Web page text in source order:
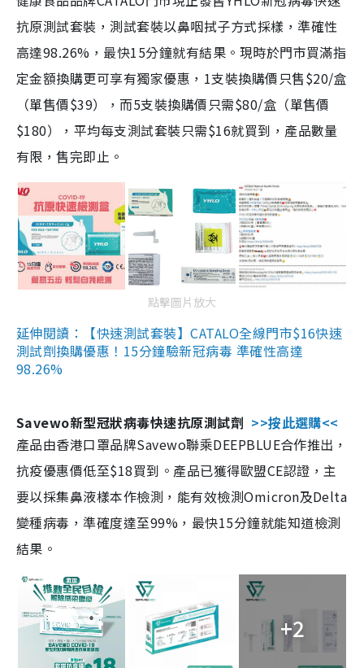
抗原測試套裝，測試套裝以鼻咽拭子方式採樣，準確性
高達98.26%，最快15分鐘就有結果。現時於門市買滿指
定金額換購更可享有獨家優惠，1支裝換購價只售$20/盒
（單售價$39），而5支裝換購價只需$80/盒（單售價
$180），平均每支測試套裝只需$16就買到，產品數量
有限，售完即止。
點擊圖片放大
延伸閱讀：【快速測試套裝】CATALO全線門市$16快速
測試劑換購優惠！15分鐘驗新冠病毒 準確性高達
98.26%
Savewo新型冠狀病毒快速抗原測試劑 >>按此選購<<
產品由香港口罩品牌Savewo聯乘DEEPBLUE合作推出，
抗疫優惠價低至$18買到。產品已獲得歐盟CE認證，主
要以採集鼻液樣本作檢測，能有效檢測Omicron及Delta
變種病毒，準確度達至99%，最快15分鐘就能知道檢測
結果。
+2